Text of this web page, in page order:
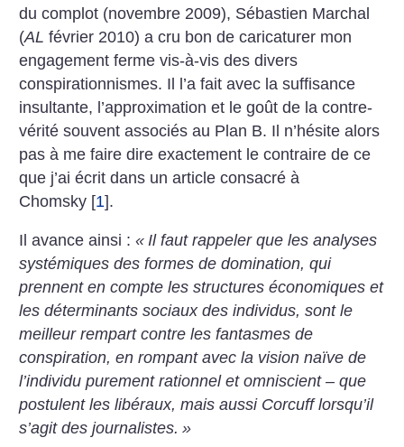
du complot (novembre 2009), Sébastien Marchal
(AL février 2010) a cru bon de caricaturer mon
engagement ferme vis-à-vis des divers
conspirationnismes. Il l’a fait avec la suffisance
insultante, l’approximation et le goût de la contre-
vérité souvent associés au Plan B. Il n’hésite alors
pas à me faire dire exactement le contraire de ce
que j’ai écrit dans un article consacré à
Chomsky [1].
Il avance ainsi :« Il faut rappeler que les analyses
systémiques des formes de domination, qui
prennent en compte les structures économiques et
les déterminants sociaux des individus, sont le
meilleur rempart contre les fantasmes de
conspiration, en rompant avec la vision naïve de
l’individu purement rationnel et omniscient – que
postulent les libéraux, mais aussi Corcuff lorsqu’il
s’agit des journalistes. »